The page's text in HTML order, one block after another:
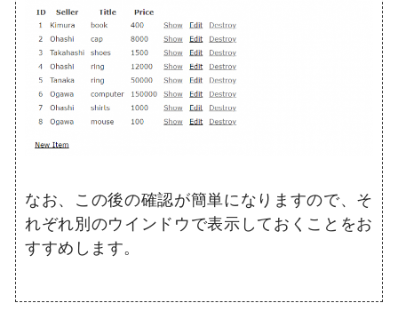
なお、この後の確認が簡単になりますので、そ
れぞれ別のウインドウで表示しておくことをお
すすめします。